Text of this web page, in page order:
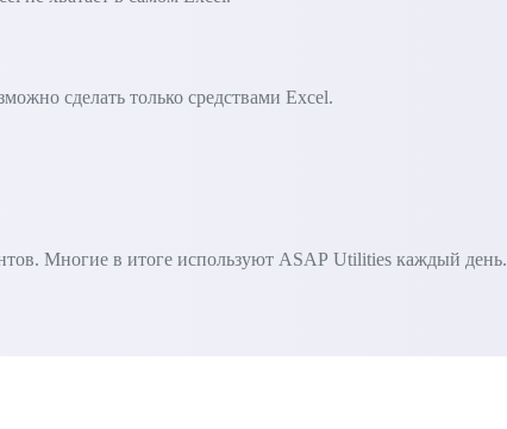
сделать только средствами Excel.
Многие в итоге используют ASAP Utilities каждый день.